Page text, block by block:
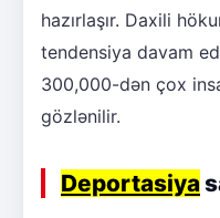
hazırlaşır. Daxili
tendensiya davam
300,000-dən çox
gözlənilir.
Deportasiya